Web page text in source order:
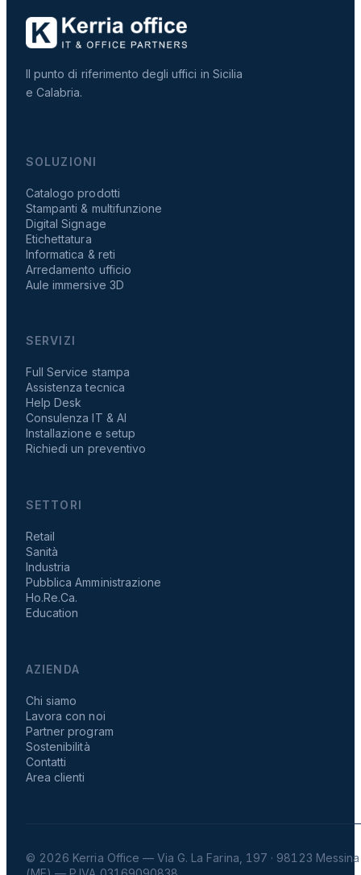
Il punto di riferimento degli uffici in Sicilia
e Calabria.
SOLUZIONI
Catalogo prodotti
Stampanti & multifunzione
Digital Signage
Etichettatura
Informatica & reti
Arredamento ufficio
Aule immersive 3D
SERVIZI
Full Service stampa
Assistenza tecnica
Help Desk
Consulenza IT & AI
Installazione e setup
Richiedi un preventivo
SETTORI
Retail
Sanità
Industria
Pubblica Amministrazione
Ho.Re.Ca.
Education
AZIENDA
Chi siamo
Lavora con noi
Partner program
Sostenibilità
Contatti
Area clienti
© 2026 Kerria Office — Via G. La Farina, 197 · 98123 Messina